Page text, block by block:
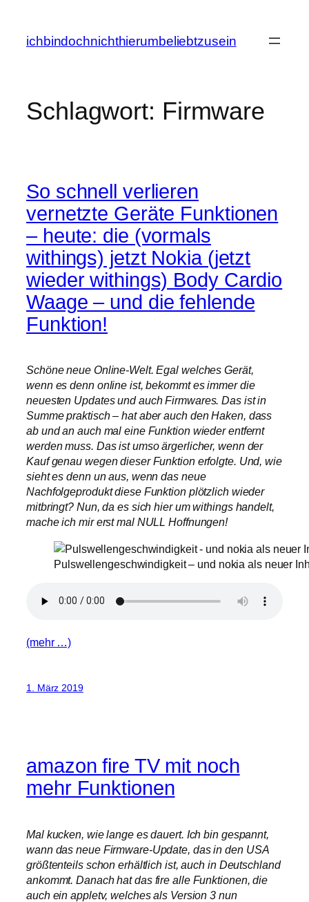
springen
ichbindochnichthierumbeliebtzusein
Schlagwort: Firmware
So schnell verlieren
vernetzte Geräte Funktionen
– heute: die (vormals
withings) jetzt Nokia (jetzt
wieder withings) Body Cardio
Waage – und die fehlende
Funktion!
Schöne neue Online-Welt. Egal welches Gerät,
wenn es denn online ist, bekommt es immer die
neuesten Updates und auch Firmwares. Das ist in
Summe praktisch – hat aber auch den Haken, dass
ab und an auch mal eine Funktion wieder entfernt
werden muss. Das ist umso ärgerlicher, wenn der
Kauf genau wegen dieser Funktion erfolgte. Und, wie
sieht es denn un aus, wenn das neue
Nachfolgeprodukt diese Funktion plötzlich wieder
mitbringt? Nun, da es sich hier um withings handelt,
mache ich mir erst mal NULL Hoffnungen!
Pulswellengeschwindigkeit – und nokia als neuer
(mehr …)
1. März 2019
amazon fire TV mit noch
mehr Funktionen
Mal kucken, wie lange es dauert. Ich bin gespannt,
wann das neue Firmware-Update, das in den USA
größtenteils schon erhältlich ist, auch in Deutschland
ankommt. Danach hat das fire alle Funktionen, die
auch ein appletv, welches als Version 3 nun